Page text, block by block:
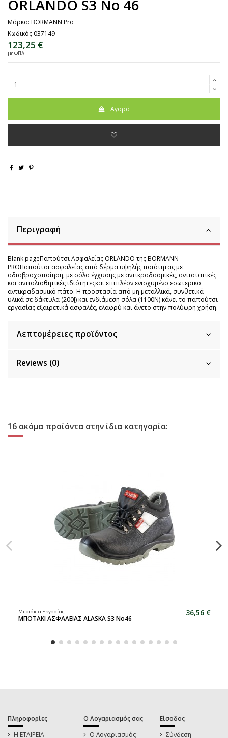
ORLANDO S3 No 46
Μάρκα: BORMANN Pro
Κωδικός 037149
123,25 €
με ΦΠΑ
Αγορά
Περιγραφή
Blank pageΠαπούτσι Ασφαλείας ORLANDO της BORMANN
PROΠαπούτσι ασφαλείας από δέρμα υψηλής ποιότητας με
αδιαβροχοποίηση, με σόλα έγχυσης με αντικραδασμικές, αντιστατικές
και αντιολισθητικές ιδιότητεςκαι επιπλέον ενισχυμένο εσωτερικο
αντικραδασμικό πάτο. Η προστασία από μη μεταλλικά, συνθετικά
υλικά σε δάκτυλα (200J) και ενδιάμεση σόλα (1100Ν) κάνει το παπούτσι
εργασίας εξαιρετικά ασφαλές, ελαφρύ και άνετο στην πολύωρη χρήση.
Λεπτομέρειες προϊόντος
Reviews (0)
16 ακόμα προϊόντα στην ίδια κατηγορία:
Μποτάκια Εργασίας
ΜΠΟΤΑΚΙ ΑΣΦΑΛΕΙΑΣ ALASKA S3 Νο46
36,56 €
Πληροφορίες
Η ΕΤΑΙΡΕΙΑ
Ο Λογαριασμός σας
Ο Λογαριασμός
Είσοδος
Σύνδεση